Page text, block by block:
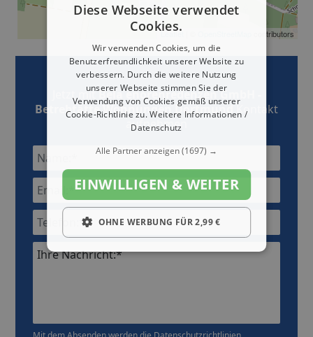
Leaflet contributors
Jetzt mitBela enorenredenzen GmbH -
Betrebtätte Wohnungen DortmundKontakt
aufnehmen
Ihre Nachricht:*
Diese Webseite verwendet
Cookies.
Wir verwenden Cookies, um die
Benutzerfreundlichkeit unserer Website zu
verbessern. Durch die weitere Nutzung
unserer Webseite stimmen Sie der
Verwendung von Cookies gemäß unserer
Cookie-Richtlinie zu.Weitere Informationen /
Datenschutz
Alle Partner anzeigen(1697) →
EINWILLIGEN & WEITER
OHNE WERBUNG FÜR 2,99 €